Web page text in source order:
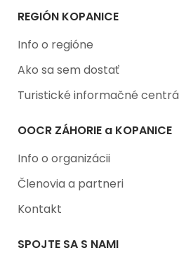
REGIÓN KOPANICE
Info o regióne
Ako sa sem dostať
Turistické informačné centrá
OOCR ZÁHORIE a KOPANICE
Info o organizácii
Členovia a partneri
Kontakt
SPOJTE SA S NAMI